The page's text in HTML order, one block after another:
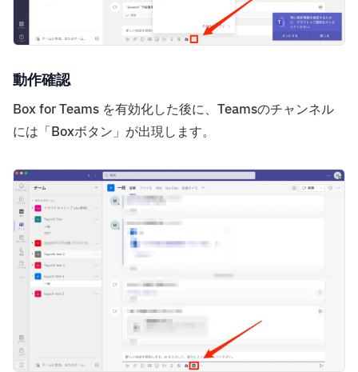
動作確認
Box for Teams を有効化した後に、Teamsのチャンネル
には「Boxボタン」が出現します。